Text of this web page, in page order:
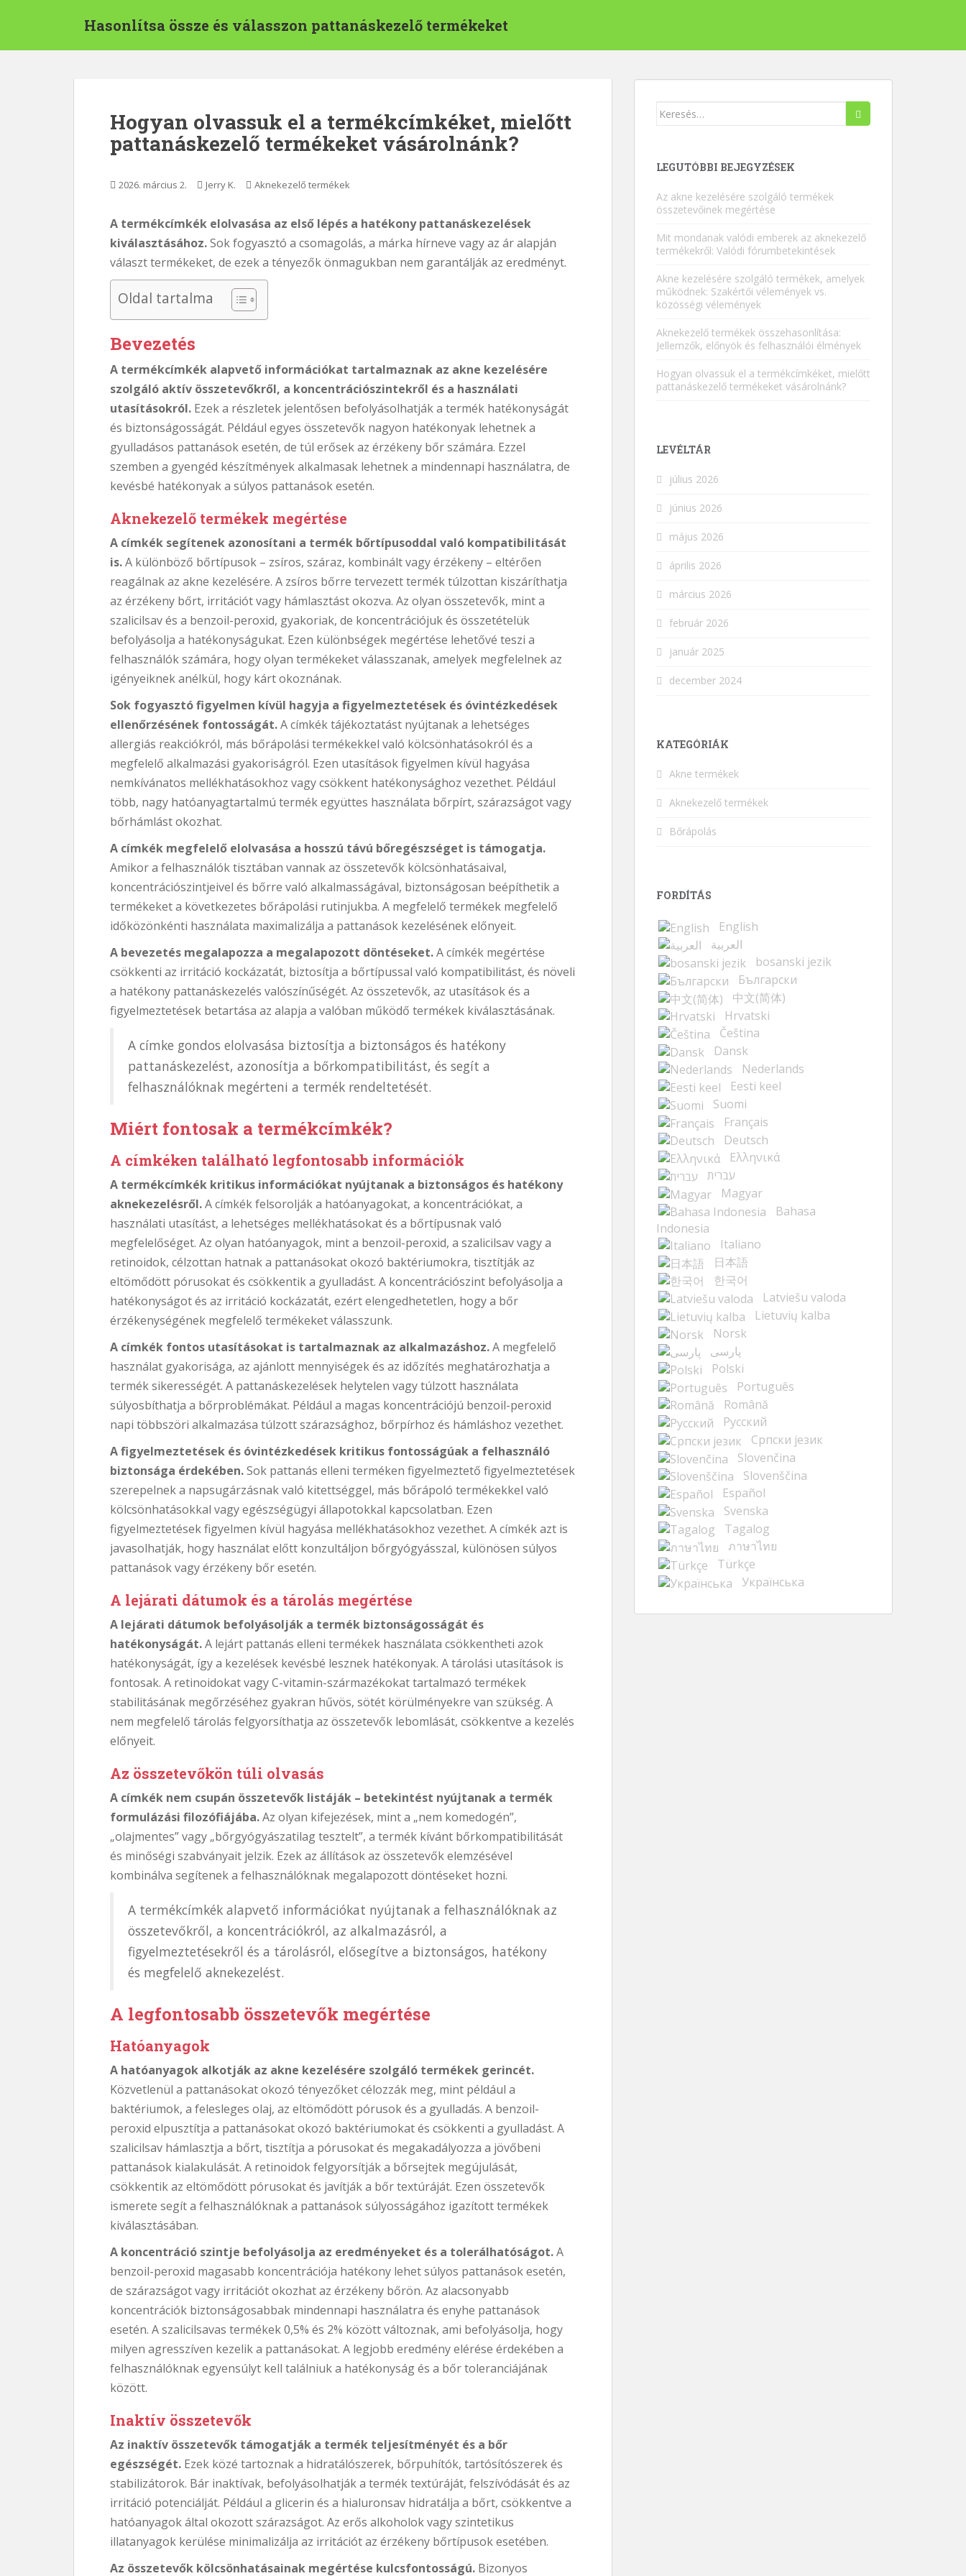
Hasonlítsa össze és válasszon pattanáskezelő termékeket
Hogyan olvassuk el a termékcímkéket, mielőtt
pattanáskezelő termékeket vásárolnánk?
2026. március 2. Jerry K. Aknekezelő termékek
A termékcímkék elolvasása az első lépés a hatékony pattanáskezelések
kiválasztásához.Sok fogyasztó a csomagolás, a márka hírneve vagy az ár alapján
választ termékeket, de ezek a tényezők önmagukban nem garantálják az eredményt.
Oldal tartalma
Bevezetés
A termékcímkék alapvető információkat tartalmaznak az akne kezelésére
szolgáló aktív összetevőkről, a koncentrációszintekről és a használati
utasításokról. Ezek a részletek jelentősen befolyásolhatják a termék hatékonyságát
és biztonságosságát. Például egyes összetevők nagyon hatékonyak lehetnek a
gyulladásos pattanások esetén, de túl erősek az érzékeny bőr számára. Ezzel
szemben a gyengéd készítmények alkalmasak lehetnek a mindennapi használatra, de
kevésbé hatékonyak a súlyos pattanások esetén.
Aknekezelő termékek megértése
A címkék segítenek azonosítani a termék bőrtípusoddal való kompatibilitását
is.A különböző bőrtípusok – zsíros, száraz, kombinált vagy érzékeny – eltérően
reagálnak az akne kezelésére. A zsíros bőrre tervezett termék túlzottan kiszáríthatja
az érzékeny bőrt, irritációt vagy hámlasztást okozva. Az olyan összetevők, mint a
szalicilsav és a benzoil-peroxid, gyakoriak, de koncentrációjuk és összetételük
befolyásolja a hatékonyságukat. Ezen különbségek megértése lehetővé teszi a
felhasználók számára, hogy olyan termékeket válasszanak, amelyek megfelelnek az
igényeiknek anélkül, hogy kárt okoznának.
Sok fogyasztó figyelmen kívül hagyja a figyelmeztetések és óvintézkedések
ellenőrzésének fontosságát.A címkék tájékoztatást nyújtanak a lehetséges
allergiás reakciókról, más bőrápolási termékekkel való kölcsönhatásokról és a
megfelelő alkalmazási gyakoriságról. Ezen utasítások figyelmen kívül hagyása
nemkívánatos mellékhatásokhoz vagy csökkent hatékonysághoz vezethet. Például
több, nagy hatóanyagtartalmú termék együttes használata bőrpírt, szárazságot vagy
bőrhámlást okozhat.
A címkék megfelelő elolvasása a hosszú távú bőregészséget is támogatja.
Amikor a felhasználók tisztában vannak az összetevők kölcsönhatásaival,
koncentrációszintjeivel és bőrre való alkalmasságával, biztonságosan beépíthetik a
termékeket a következetes bőrápolási rutinjukba. A megfelelő termékek megfelelő
időközönkénti használata maximalizálja a pattanások kezelésének előnyeit.
A bevezetés megalapozza a megalapozott döntéseket.A címkék megértése
csökkenti az irritáció kockázatát, biztosítja a bőrtípussal való kompatibilitást, és növeli
a hatékony pattanáskezelés valószínűségét. Az összetevők, az utasítások és a
figyelmeztetések betartása az alapja a valóban működő termékek kiválasztásának.
A címke gondos elolvasása biztosítja a biztonságos és hatékony
pattanáskezelést, azonosítja a bőrkompatibilitást, és segít a
felhasználóknak megérteni a termék rendeltetését.
Miért fontosak a termékcímkék?
A címkéken található legfontosabb információk
A termékcímkék kritikus információkat nyújtanak a biztonságos és hatékony
aknekezelésről.A címkék felsorolják a hatóanyagokat, a koncentrációkat, a
használati utasítást, a lehetséges mellékhatásokat és a bőrtípusnak való
megfelelőséget. Az olyan hatóanyagok, mint a benzoil-peroxid, a szalicilsav vagy a
retinoidok, célzottan hatnak a pattanásokat okozó baktériumokra, tisztítják az
eltömődött pórusokat és csökkentik a gyulladást. A koncentrációszint befolyásolja a
hatékonyságot és az irritáció kockázatát, ezért elengedhetetlen, hogy a bőr
érzékenységének megfelelő termékeket válasszunk.
A címkék fontos utasításokat is tartalmaznak az alkalmazáshoz.A megfelelő
használat gyakorisága, az ajánlott mennyiségek és az időzítés meghatározhatja a
termék sikerességét. A pattanáskezelések helytelen vagy túlzott használata
súlyosbíthatja a bőrproblémákat. Például a magas koncentrációjú benzoil-peroxid
napi többszöri alkalmazása túlzott szárazsághoz, bőrpírhoz és hámláshoz vezethet.
A figyelmeztetések és óvintézkedések kritikus fontosságúak a felhasználó
biztonsága érdekében.Sok pattanás elleni terméken figyelmeztető figyelmeztetések
szerepelnek a napsugárzásnak való kitettséggel, más bőrápoló termékekkel való
kölcsönhatásokkal vagy egészségügyi állapotokkal kapcsolatban. Ezen
figyelmeztetések figyelmen kívül hagyása mellékhatásokhoz vezethet. A címkék azt is
javasolhatják, hogy használat előtt konzultáljon bőrgyógyásszal, különösen súlyos
pattanások vagy érzékeny bőr esetén.
A lejárati dátumok és a tárolás megértése
A lejárati dátumok befolyásolják a termék biztonságosságát és
hatékonyságát.A lejárt pattanás elleni termékek használata csökkentheti azok
hatékonyságát, így a kezelések kevésbé lesznek hatékonyak. A tárolási utasítások is
fontosak. A retinoidokat vagy C-vitamin-származékokat tartalmazó termékek
stabilitásának megőrzéséhez gyakran hűvös, sötét körülményekre van szükség. A
nem megfelelő tárolás felgyorsíthatja az összetevők lebomlását, csökkentve a kezelés
előnyeit.
Az összetevőkön túli olvasás
A címkék nem csupán összetevők listáják – betekintést nyújtanak a termék
formulázási filozófiájába.Az olyan kifejezések, mint a „nem komedogén”,
„olajmentes” vagy „bőrgyógyászatilag tesztelt”, a termék kívánt bőrkompatibilitását
és minőségi szabványait jelzik. Ezek az állítások az összetevők elemzésével
kombinálva segítenek a felhasználóknak megalapozott döntéseket hozni.
A termékcímkék alapvető információkat nyújtanak a felhasználóknak az
összetevőkről, a koncentrációkról, az alkalmazásról, a
figyelmeztetésekről és a tárolásról, elősegítve a biztonságos, hatékony
és megfelelő aknekezelést.
A legfontosabb összetevők megértése
Hatóanyagok
A hatóanyagok alkotják az akne kezelésére szolgáló termékek gerincét.
Közvetlenül a pattanásokat okozó tényezőket célozzák meg, mint például a
baktériumok, a felesleges olaj, az eltömődött pórusok és a gyulladás. A benzoil-
peroxid elpusztítja a pattanásokat okozó baktériumokat és csökkenti a gyulladást. A
szalicilsav hámlasztja a bőrt, tisztítja a pórusokat és megakadályozza a jövőbeni
pattanások kialakulását. A retinoidok felgyorsítják a bőrsejtek megújulását,
csökkentik az eltömődött pórusokat és javítják a bőr textúráját. Ezen összetevők
ismerete segít a felhasználóknak a pattanások súlyosságához igazított termékek
kiválasztásában.
A koncentráció szintje befolyásolja az eredményeket és a tolerálhatóságot.A
benzoil-peroxid magasabb koncentrációja hatékony lehet súlyos pattanások esetén,
de szárazságot vagy irritációt okozhat az érzékeny bőrön. Az alacsonyabb
koncentrációk biztonságosabbak mindennapi használatra és enyhe pattanások
esetén. A szalicilsavas termékek 0,5% és 2% között változnak, ami befolyásolja, hogy
milyen agresszíven kezelik a pattanásokat. A legjobb eredmény elérése érdekében a
felhasználóknak egyensúlyt kell találniuk a hatékonyság és a bőr toleranciájának
között.
Inaktív összetevők
Az inaktív összetevők támogatják a termék teljesítményét és a bőr
egészségét. Ezek közé tartoznak a hidratálószerek, bőrpuhítók, tartósítószerek és
stabilizátorok. Bár inaktívak, befolyásolhatják a termék textúráját, felszívódását és az
irritáció potenciálját. Például a glicerin és a hialuronsav hidratálja a bőrt, csökkentve a
hatóanyagok által okozott szárazságot. Az erős alkoholok vagy szintetikus
illatanyagok kerülése minimalizálja az irritációt az érzékeny bőrtípusok esetében.
Az összetevők kölcsönhatásainak megértése kulcsfontosságú. Bizonyos
Keresés:
LEGUTÓBBI BEJEGYZÉSEK
Az akne kezelésére szolgáló termékek
összetevőinek megértése
Mit mondanak valódi emberek az aknekezelő
termékekről: Valódi fórumbetekintések
Akne kezelésére szolgáló termékek, amelyek
működnek: Szakértői vélemények vs.
közösségi vélemények
Aknekezelő termékek összehasonlítása:
Jellemzők, előnyök és felhasználói élmények
Hogyan olvassuk el a termékcímkéket, mielőtt
pattanáskezelő termékeket vásárolnánk?
LEVÉLTÁR
július 2026
június 2026
május 2026
április 2026
március 2026
február 2026
január 2025
december 2024
KATEGÓRIÁK
Akne termékek
Aknekezelő termékek
Bőrápolás
FORDÍTÁS
English
العربية
bosanski jezik
Български
中文(简体)
Hrvatski
Čeština
Dansk
Nederlands
Eesti keel
Suomi
Français
Deutsch
Ελληνικά
עברית
Magyar
Bahasa
Indonesia
Italiano
日本語
한국어
Latviešu valoda
Lietuvių kalba
Norsk
پارسی
Polski
Português
Română
Русский
Cрпски језик
Slovenčina
Slovenščina
Español
Svenska
Tagalog
ภาษาไทย
Türkçe
Українська